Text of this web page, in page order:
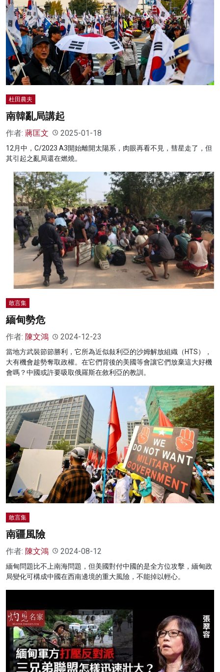
杜田農夫
南韓亂局講起
作者: 蔣匡文 2025-01-18
12月中，C/2023 A3開始離開太陽系，肉眼再看不見，彗星走了，但
其引起之亂局還在燃燒。
敢言集
緬甸勢危
作者: 陳文鴻 2024-12-23
當地方武裝節節勝利，它所為近似敍利亞的沙姆解放組織（HTS），
大有機會趁勢奪取政權。在它們背後的美國等會讓它們放棄這大好機
會嗎？中國或許要吸取俄羅斯在敘利亞的教訓。
敢言集
南疆風險
作者: 陳文鴻 2024-08-12
緬甸問題比不上南海問題，但美國對付中國的是全方位攻擊，緬甸政
局變化可構成中國在西南邊境的重大風險，不能掉以輕心。